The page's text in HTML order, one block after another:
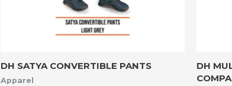
DH SATYA CONVERTIBLE PANTS
Apparel
DH